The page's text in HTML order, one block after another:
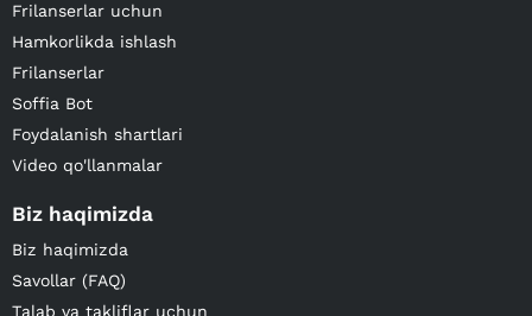
Frilanserlar uchun
Hamkorlikda ishlash
Frilanserlar
Soffia Bot
Foydalanish shartlari
Video qo'llanmalar
Biz haqimizda
Biz haqimizda
Savollar (FAQ)
Talab va takliflar uchun